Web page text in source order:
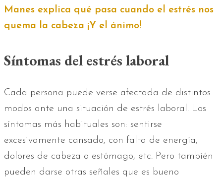
Manes explica qué pasa cuando el estrés nos
quema la cabeza ¡Y el ánimo!
Síntomas del estrés laboral
Cada persona puede verse afectada de distintos
modos ante una situación de estrés laboral. Los
síntomas más habituales son: sentirse
excesivamente cansado, con falta de energía,
dolores de cabeza o estómago, etc. Pero también
pueden darse otras señales que es bueno